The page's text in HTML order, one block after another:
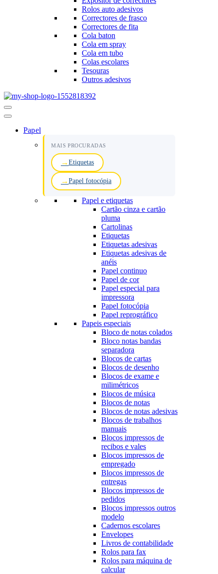
Rolos auto adesivos
Correctores de frasco
Correctores de fita
Cola baton
Cola em spray
Cola em tubo
Colas escolares
Tesouras
Outros adesivos
Menu
de
Papel
MAIS PROCURADAS
Etiquetas
Papel fotocópia
Papel e etiquetas
Cartão cinza e cartão
pluma
Cartolinas
Etiquetas
Etiquetas adesivas
Etiquetas adesivas de
anéis
Papel continuo
Papel de cor
Papel especial para
impressora
Papel fotocópia
Papel reprográfico
Papeis especiais
Bloco de notas colados
Bloco notas bandas
separadora
Blocos de cartas
Blocos de desenho
Blocos de exame e
milimétricos
Blocos de música
Blocos de notas
Blocos de notas adesivas
Blocos de trabalhos
manuais
Blocos impressos de
recibos e vales
Blocos impressos de
empregado
Blocos impressos de
entregas
Blocos impressos de
pedidos
Blocos impressos outros
modelo
Cadernos escolares
Envelopes
Livros de contabilidade
Rolos para fax
Rolos para máquina de
calcular